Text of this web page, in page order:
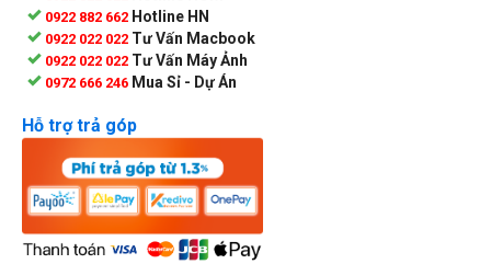
0922 882 662 Hotline HN
0922 022 022 Tư Vấn Macbook
0922 022 022 Tư Vấn Máy Ảnh
0972 666 246 Mua Sỉ - Dự Án
Hỗ trợ trả góp